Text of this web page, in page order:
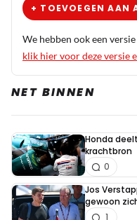
+ TOEVOEGEN AAN
We hebben ook een
klik hier voor deze versie
NET BINNEN
Honda
krachtbron
0
Jos
gewoon
1